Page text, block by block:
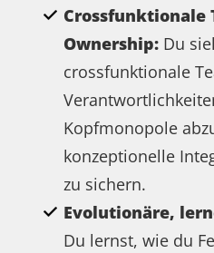
Crossfunktionale
Ownership: Du
crossfunktionale
Kopfmonopole
konzeptionelle
zu sichern.
Evolutionäre,
Du lernst, wie du